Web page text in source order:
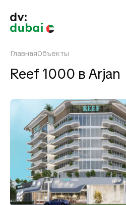
ГлавнаяОбъекты
Reef 1000 в Arjan